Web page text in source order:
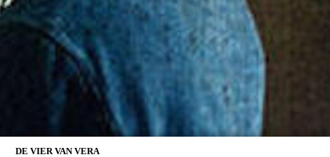
DE VIER VAN VERA